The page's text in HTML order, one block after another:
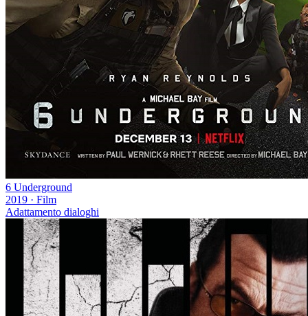
6 Underground
2019 · Film
Adattamento dialoghi